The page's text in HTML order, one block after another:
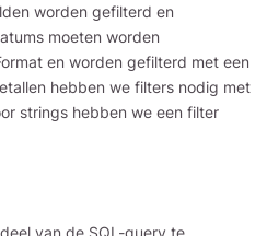
worden gefilterd en
moeten worden
en worden gefilterd met een
hebben we filters nodig met
strings hebben we een filter
van de SQL-query te